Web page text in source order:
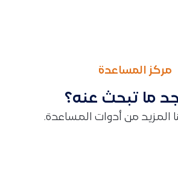
مركز المساعدة
ما تبحث عنه؟
المزيد من أدوات المساعدة.